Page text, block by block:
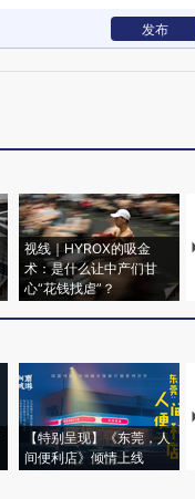
发布
视线｜HYROX的吸金
术：是什么让中产们甘
心“花钱找虐”？
【特别呈现】《东莞，人
间便利店》倾情上线